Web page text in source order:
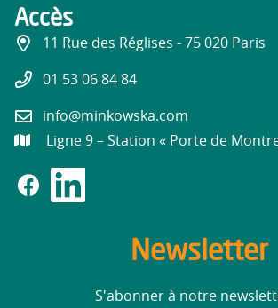
Accès
11 Rue des Réglises - 75 020 Paris
01 53 06 84 84
info@minkowska.com
Ligne 9 – Station « Porte de
Newsletter
S'abonner à notre